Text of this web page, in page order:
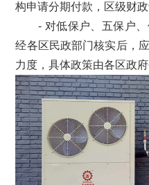
构申请分期付款，区级财政
- 对低保户、五保户、
经各区民政部门核实后，
力度，具体政策由各区政府